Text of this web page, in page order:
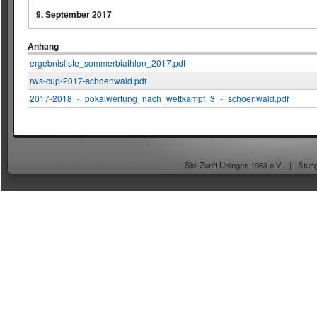
9. September 2017
Anhang
ergebnisliste_sommerbiathlon_2017.pdf
rws-cup-2017-schoenwald.pdf
2017-2018_-_pokalwertung_nach_wettkampf_3_-_schoenwald.pdf
Ski-Zunft Uhingen 1963 e.V. |